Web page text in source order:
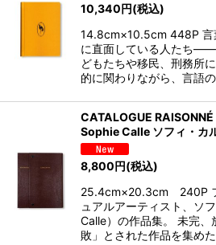
10,340円(税込)
14.8cm×10.5cm 448P 言
に直面している人たち
どもたちや移民、刑務所
的に関わりながら、言語
CATALOGUE
Sophie Calle ソフィ・カ
8,800円(税込)
25.4cm×20.3cm 240P
ュアルアーティスト、ソ
Calle）の作品集。 未完、
敗」とされた作品を集め